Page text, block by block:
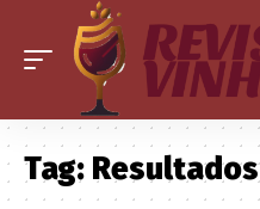
Tag: Resultados